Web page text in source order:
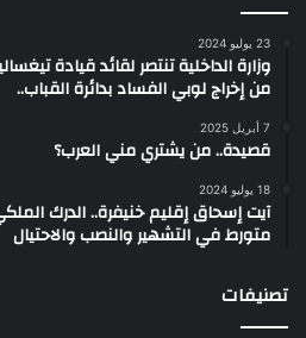
23 يوليو 2024
وزارة الداخلية تنتصر لقائد قيادة
من إخراج لوبي الفساد بدائرة القباب..
7 أبريل 2025
قصيدة.. من يشتري مني العرب؟
18 يوليو 2024
آيت إسحاق إقليم خنيفرة.. الدرك
متورط في التشهير والنصب والاحتيال
تصنيفات